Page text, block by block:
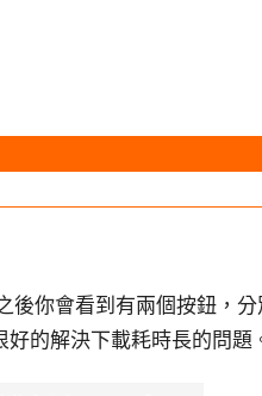
後你會看到有兩個按鈕，分
的解決下載耗時長的問題